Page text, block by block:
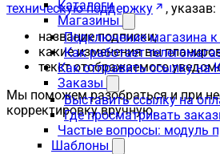
Каталоги
Магазины
Подключение магазина к
Как работает
Как отправить ссылку на
Заказы
Выставить ссылку на
Где просматривать
Частые вопросы: модуль
Шаблоны
техническую поддержку
, указав:
название подписки;
какие изменения вы
текст отображаемого
Мы поможем разобраться и при
корректировку вручную.